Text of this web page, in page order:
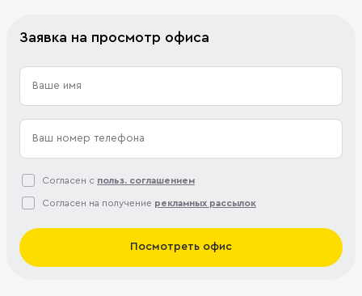
Заявка на просмотр офиса
Согласен с польз. соглашением
Согласен на получение рекламных рассылок
Посмотреть офис